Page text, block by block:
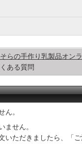
らの手作り乳製品オン
ある質問
ん。
ません。
いただきましたら、「